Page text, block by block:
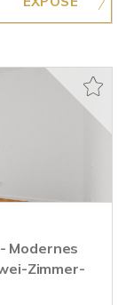
- Modernes
Zimmer-